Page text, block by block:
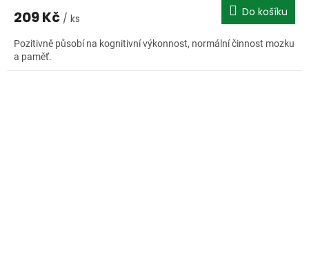
209 Kč / ks Do košíku
Pozitivně působí na kognitivní výkonnost, normální činnost mozku
a paměť.